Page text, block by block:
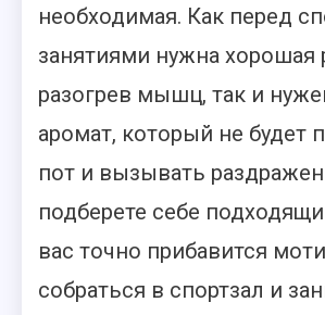
необходимая. Как перед
занятиями нужна хорошая
разогрев мышц, так и
аромат, который не будет
пот и вызывать
подберете себе
вас точно прибавится
собраться в спортзал и